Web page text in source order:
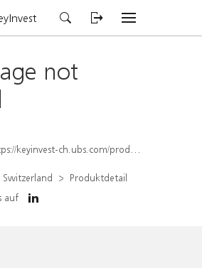
not
keyinvest-ch.ubs.com/produkt/detail/index/isin/CH1578837754
Switzerland
Produktdetail
auf